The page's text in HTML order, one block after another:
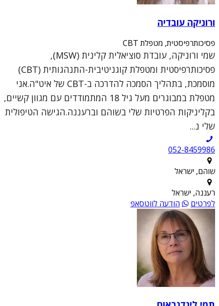
ורוניקה עובדיה
פסיכותרפיסטית, מטפלת CBT
שמי ורוניקה, עובדת סוציאלית קלינית (MSW),
פסיכותרפיסטית ומטפלת קוגניטיבית-התנהגותית (CBT)
מוסמכת, בתהליך הסמכה להדרכה ב-CBT של איט"ה.אני
מטפלת במבוגרים מעל גיל 18 המתמודדים עם מגוון קשיים,
בקליניקות הפרטיות שלי בשוהם וברעננה.הגישה הטיפולית
שלי נ...
052-8459986
שוהם, ישראל
רעננה, ישראל
לפרטים
הודעה לווטסאפ